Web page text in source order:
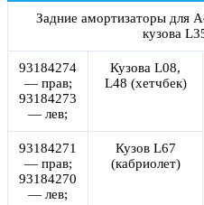
Задние амортизаторы для
кузова
93184274
— прав;
93184273
— лев;
Кузова L08,
L48 (хетчбек)
93184271
— прав;
93184270
— лев;
Кузов L67
(кабриолет)